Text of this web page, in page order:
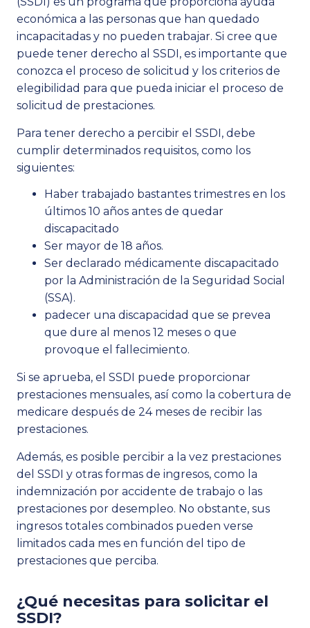
económica a las personas que han quedado
incapacitadas y no pueden trabajar. Si cree que
puede tener derecho al SSDI, es importante que
conozca el proceso de solicitud y los criterios de
elegibilidad para que pueda iniciar el proceso de
solicitud de prestaciones.
Para tener derecho a percibir el SSDI, debe
cumplir determinados requisitos, como los
siguientes:
Haber trabajado bastantes trimestres en los
últimos 10 años antes de quedar
discapacitado
Ser mayor de 18 años.
Ser declarado médicamente discapacitado
por la Administración de la Seguridad Social
(SSA).
padecer una discapacidad que se prevea
que dure al menos 12 meses o que
provoque el fallecimiento.
Si se aprueba, el SSDI puede proporcionar
prestaciones mensuales, así como la cobertura de
medicare después de 24 meses de recibir las
prestaciones.
Además, es posible percibir a la vez prestaciones
del SSDI y otras formas de ingresos, como la
indemnización por accidente de trabajo o las
prestaciones por desempleo. No obstante, sus
ingresos totales combinados pueden verse
limitados cada mes en función del tipo de
prestaciones que perciba.
¿Qué necesitas para solicitar el
SSDI?